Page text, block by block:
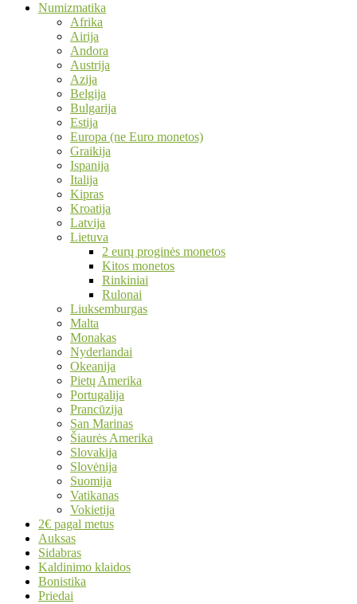
Numizmatika
Afrika
Airija
Andora
Austrija
Azija
Belgija
Bulgarija
Estija
Europa (ne Euro monetos)
Graikija
Ispanija
Italija
Kipras
Kroatija
Latvija
Lietuva
2 eurų proginės monetos
Kitos monetos
Rinkiniai
Rulonai
Liuksemburgas
Malta
Monakas
Nyderlandai
Okeanija
Pietų Amerika
Portugalija
Prancūzija
San Marinas
Šiaurės Amerika
Slovakija
Slovėnija
Suomija
Vatikanas
Vokietija
2€ pagal metus
Auksas
Sidabras
Kaldinimo klaidos
Bonistika
Priedai